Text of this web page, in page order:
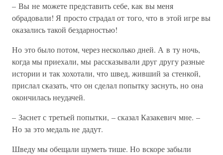
– Вы не можете представить себе, как вы меня
обрадовали! Я просто страдал от того, что в этой игре вы
оказались такой бездарностью!
Но это было потом, через несколько дней. А в ту ночь,
когда мы приехали, мы рассказывали друг другу разные
истории и так хохотали, что швед, живший за стенкой,
прислал сказать, что он сделал попытку заснуть, но она
окончилась неудачей.
– Заснет с третьей попытки, – сказал Казакевич мне. –
Но за это медаль не дадут.
Шведу мы обещали шуметь тише. Но вскоре забыли